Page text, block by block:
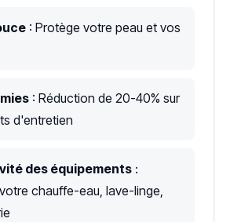
: Protège votre peau et vos
: Réduction de 20-40% sur
d'entretien
des équipements :
chauffe-eau, lave-linge,